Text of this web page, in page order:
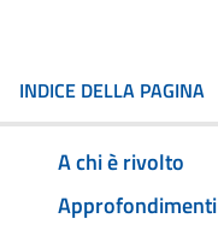
INDICE DELLA PAGINA
A chi è rivolto
Approfondimenti